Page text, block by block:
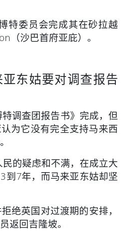
委员会完成其在砂拉越
（沙巴首府亚庇）。
东姑要对调查报告
调查团报告书》完成，但
为它没有完全支持马来西
的疑虑和不满，在成立大
到7年，而马来亚东姑却坚
绝英国对过渡期的安排，
返回吉隆坡。